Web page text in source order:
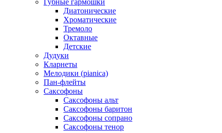
Губные гармошки
Диатонические
Хроматические
Тремоло
Октавные
Детские
Дудуки
Кларнеты
Мелодики (pianica)
Пан-флейты
Саксофоны
Саксофоны альт
Саксофоны баритон
Саксофоны сопрано
Саксофоны тенор